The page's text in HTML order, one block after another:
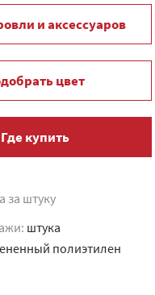
и аксессуаров
цвет
Где купить
за штуку
штука
полиэтилен